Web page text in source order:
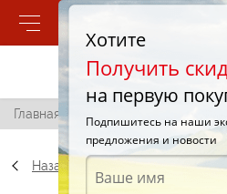
Позвонить
Главная / Dunlop SP Sport Maxx
Назад
Хотите
Получить
на первую
Подпишитесь на наши
предложения и новости